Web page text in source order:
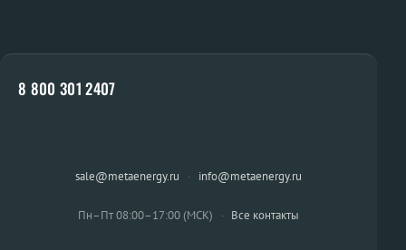
8 800 301 2407
sale@metaenergy.ru · info@metaenergy.ru
Пн–Пт 08:00–17:00 (МСК) · Все контакты